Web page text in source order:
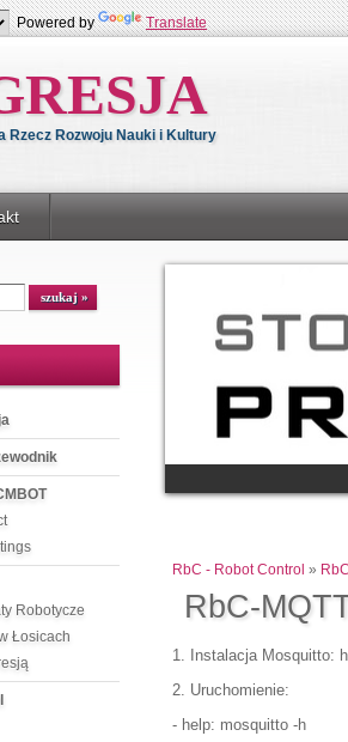
Powered by Translate
Rzecz Rozwoju Nauki i Kultury
Robotycze
Łosicach
RbC-
RbC - Robot Control »
1. Instalacja Mosquitto:
2. Uruchomienie:
- help: mosquitto -h